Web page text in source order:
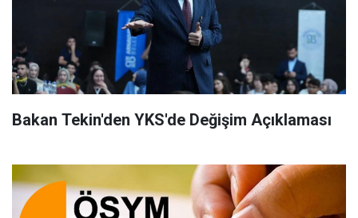
Bakan Tekin'den YKS'de Değişim Açıklaması